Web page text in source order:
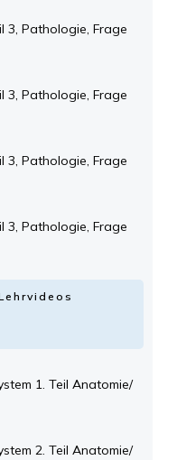
3, Pathologie, Frage
3, Pathologie, Frage
3, Pathologie, Frage
3, Pathologie, Frage
1. Teil Anatomie/
2. Teil Anatomie/